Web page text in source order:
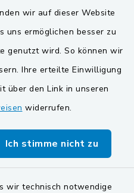
wir auf dieser Website
uns ermöglichen besser zu
genutzt wird. So können wir
Ihre erteilte Einwilligung
über den Link in unseren
widerrufen.
Ich stimme nicht zu
wir technisch notwendige
Nabburg